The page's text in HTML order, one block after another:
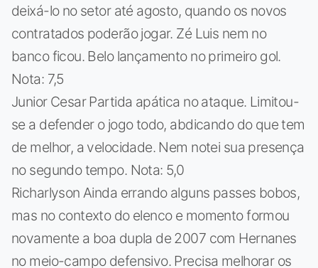
deixá-lo no setor até agosto, quando os novos
contratados poderão jogar. Zé Luis nem no
banco ficou. Belo lançamento no primeiro gol.
Nota: 7,5
Junior Cesar Partida apática no ataque. Limitou-
se a defender o jogo todo, abdicando do que tem
de melhor, a velocidade. Nem notei sua presença
no segundo tempo. Nota: 5,0
Richarlyson Ainda errando alguns passes bobos,
mas no contexto do elenco e momento formou
novamente a boa dupla de 2007 com Hernanes
no meio-campo defensivo. Precisa melhorar os